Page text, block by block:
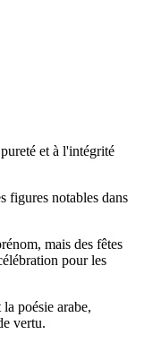
et à l'intégrité
figures notables dans
mais des fêtes
pour les
poésie arabe,
vertu.